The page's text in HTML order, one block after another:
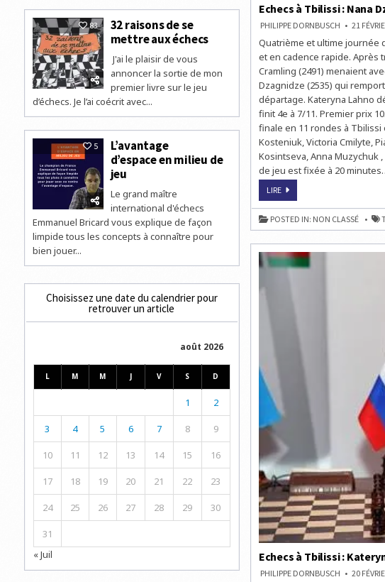
Echecs à Tbilissi : Nana
PHILIPPE DORNBUSCH 21
Quatrième et ultime journée
et en cadence rapide. Après
Cramling (2491) menaient
Dzagnidze (2535) qui
départage. Kateryna Lahno
finit 4e à 7/11. Premier prix
finale en 11 rondes à Tbilissi
Kosteniuk, Victoria Cmilyte,
Kosintseva, Anna Muzychuk
de jeu est fixée à 20
LIREECHECS
TBILISSI
:
NANA
DZAGNIDZE
8/11
POSTED IN: NON CLASSÉ
Echecs à Tbilissi :
PHILIPPE DORNBUSCH 20
83
32 raisons de se
mettre aux échecs
J'ai le plaisir de vous
annoncer la sortie de mon
premier livre sur le jeu
d’échecs. Je l’ai coécrit avec...
5
L’avantage
d’espace en milieu de
jeu
Le grand maître
international d'échecs
Emmanuel Bricard vous explique de façon
limpide tous les concepts à connaître pour
bien jouer...
Choisissez une date du calendrier pour
retrouver un article
août 2026
L M M J V S D
1 2
3 4 5 6 7 8 9
10 11 12 13 14 15 16
17 18 19 20 21 22 23
24 25 26 27 28 29 30
31
« Juil